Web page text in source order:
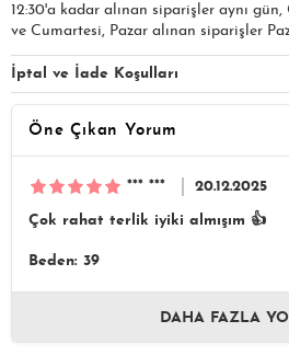
12:30'a kadar alınan siparişler aynı gün,
ve Cumartesi, Pazar alınan siparişler
İptal ve İade Koşulları
Öne Çıkan Yorum
*** *** 20.12.2025
Çok rahat terlik iyiki almışım 👍
Beden: 39
DAHA FAZLA